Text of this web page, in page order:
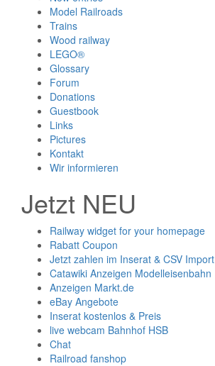
Model Railroads
Trains
Wood railway
LEGO®
Glossary
Forum
Donations
Guestbook
Links
Pictures
Kontakt
Wir informieren
Jetzt NEU
Railway widget for your homepage
Rabatt Coupon
Jetzt zahlen im Inserat & CSV Import
Catawiki Anzeigen Modelleisenbahn
Anzeigen Markt.de
eBay Angebote
Inserat kostenlos & Preis
live webcam Bahnhof HSB
Chat
Railroad fanshop